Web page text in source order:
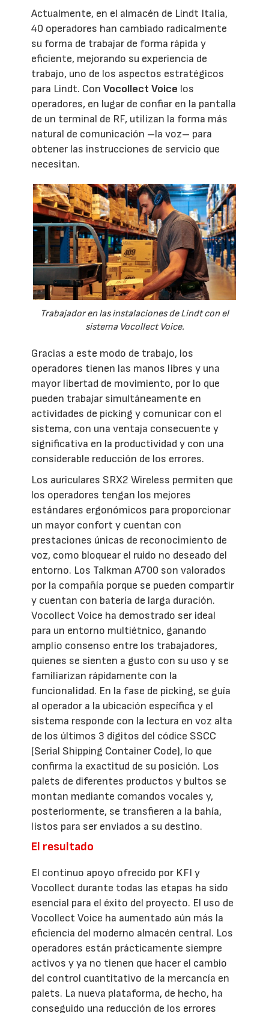
Actualmente, en el almacén de Lindt Italia,
40 operadores han cambiado radicalmente
su forma de trabajar de forma rápida y
eficiente, mejorando su experiencia de
trabajo, uno de los aspectos estratégicos
para Lindt. ConVocollect Voice los
operadores, en lugar de confiar en la pantalla
de un terminal de RF, utilizan la forma más
natural de comunicación –la voz– para
obtener las instrucciones de servicio que
necesitan.
Trabajador en las instalaciones de Lindt con el
sistema Vocollect Voice.
Gracias a este modo de trabajo, los
operadores tienen las manos libres y una
mayor libertad de movimiento, por lo que
pueden trabajar simultáneamente en
actividades de picking y comunicar con el
sistema, con una ventaja consecuente y
significativa en la productividad y con una
considerable reducción de los errores.
Los auriculares SRX2 Wireless permiten que
los operadores tengan los mejores
estándares ergonómicos para proporcionar
un mayor confort y cuentan con
prestaciones únicas de reconocimiento de
voz, como bloquear el ruido no deseado del
entorno. Los Talkman A700 son valorados
por la compañía porque se pueden compartir
y cuentan con batería de larga duración.
Vocollect Voice ha demostrado ser ideal
para un entorno multiétnico, ganando
amplio consenso entre los trabajadores,
quienes se sienten a gusto con su uso y se
familiarizan rápidamente con la
funcionalidad. En la fase de picking, se guía
al operador a la ubicación específica y el
sistema responde con la lectura en voz alta
de los últimos 3 dígitos del códice SSCC
(Serial Shipping Container Code), lo que
confirma la exactitud de su posición. Los
palets de diferentes productos y bultos se
montan mediante comandos vocales y,
posteriormente, se transfieren a la bahía,
listos para ser enviados a su destino.
El resultado
El continuo apoyo ofrecido por KFI y
Vocollect durante todas las etapas ha sido
esencial para el éxito del proyecto. El uso de
Vocollect Voice ha aumentado aún más la
eficiencia del moderno almacén central. Los
operadores están prácticamente siempre
activos y ya no tienen que hacer el cambio
del control cuantitativo de la mercancía en
palets. La nueva plataforma, de hecho, ha
conseguido una reducción de los errores